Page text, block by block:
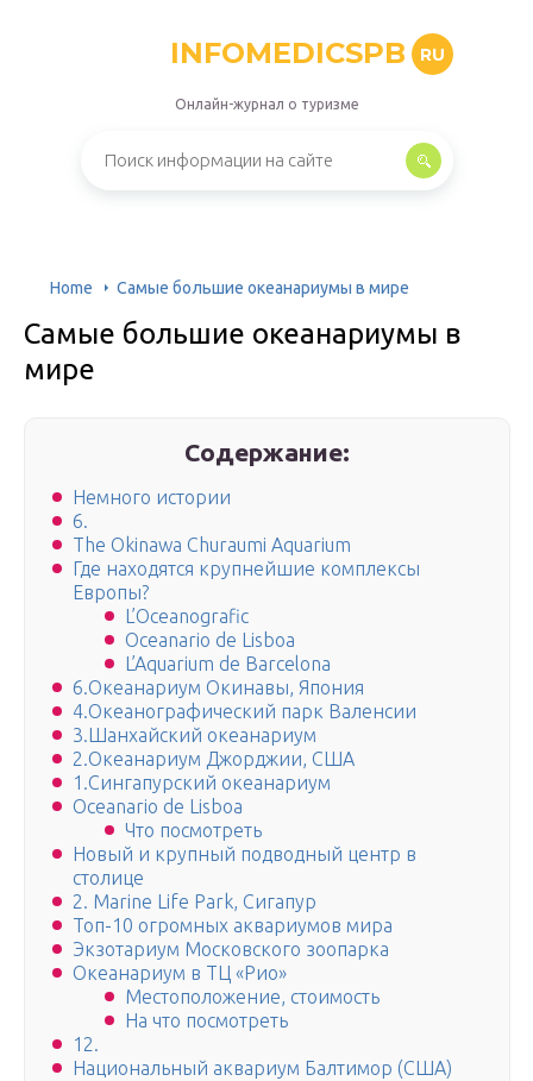
INFOMEDICSPB RU
Онлайн-журнал о туризме
Home Самые большие океанариумы в мире
Самые большие океанариумы в
мире
Содержание:
Немного истории
6.
The Okinawa Churaumi Aquarium
Где находятся крупнейшие комплексы
Европы?
L’Oceanografic
Oceanario de Lisboa
L’Aquarium de Barcelona
6.Океанариум Окинавы, Япония
4.Океанографический парк Валенсии
3.Шанхайский океанариум
2.Океанариум Джорджии, США
1.Сингапурский океанариум
Oceanario de Lisboa
Что посмотреть
Новый и крупный подводный центр в
столице
2. Marine Life Park, Сигапур
Топ-10 огромных аквариумов мира
Экзотариум Московского зоопарка
Океанариум в ТЦ «Рио»
Местоположение, стоимость
На что посмотреть
12.
Национальный аквариум Балтимор (США)